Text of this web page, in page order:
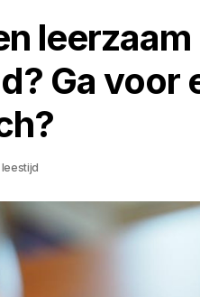
Ga voor
leestijd